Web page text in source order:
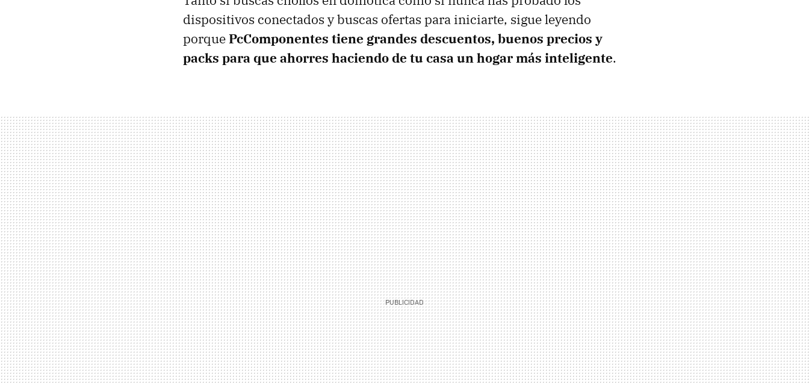
dispositivos conectados y buscas ofertas para iniciarte, sigue leyendo
porquePcComponentes tiene grandes descuentos, buenos precios y
packs para que ahorres haciendo de tu casa un hogar más inteligente.